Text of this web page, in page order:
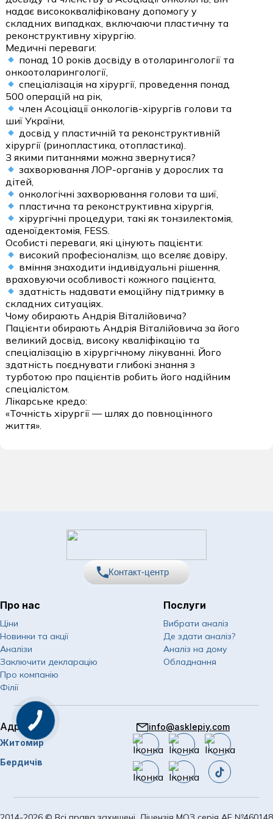
надає висококваліфіковану допомогу у
складних випадках, включаючи пластичну та
реконструктивну хірургію.
Медичні переваги:
понад 10 років досвіду в отоларингології та
онкоотоларингології,
спеціалізація на хірургії, проведення понад
500 операцій на рік,
член Асоціації онкологів-хірургів голови та
шиї України,
досвід у пластичній та реконструктивній
хірургії (ринопластика, отопластика).
З якими питаннями можна звернутися?
захворювання ЛОР-органів у дорослих та
дітей,
онкологічні захворювання голови та шиї,
пластична та реконструктивна хірургія,
хірургічні процедури, такі як тонзилектомія,
аденоїдектомія, FESS.
Особисті переваги, які цінують пацієнти:
високий професіоналізм, що вселяє довіру,
вміння знаходити індивідуальні рішення,
враховуючи особливості кожного пацієнта,
здатність надавати емоційну підтримку в
складних ситуаціях.
Чому обирають Андрія Віталійовича?
Пацієнти обирають Андрія Віталійовича за його
великий досвід, високу кваліфікацію та
спеціалізацію в хірургічному лікуванні. Його
здатність поєднувати глибокі знання з
турботою про пацієнтів робить його надійним
спеціалістом.
Лікарське кредо:
«Точність хірургії — шлях до повноцінного
життя».
Контакт-центр
Показати номер
Показати номер
063 Показати номер
Графік роботи контакт
пн-сб: 07:00 — 20:00
нд: 08:00 — 20:00
Адреси
Житомир
Бердичів
Про нас
Ціни
Новинки та акції
Аналізи
Заключити декларацію
Про компанію
Філії
Послуги
Вибрати аналіз
Де здати аналіз?
Аналіз на дому
Обладнання
info@asklepiy.com